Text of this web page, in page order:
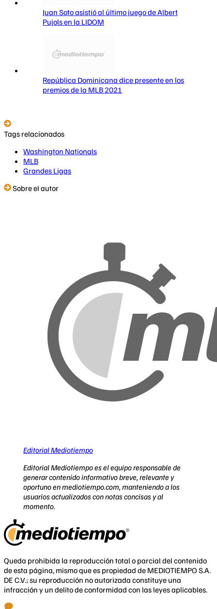
Juan Soto asistió al último juego de Albert
Pujols en la LIDOM
República Dominicana dice presente en los
premios de la MLB 2021
Tags relacionados
Washington Nationals
MLB
Grandes Ligas
Sobre el autor
Editorial Mediotiempo
Editorial Mediotiempo es el equipo responsable de
generar contenido informativo breve, relevante y
oportuno en mediotiempo.com, manteniendo a los
usuarios actualizados con notas concisas y al
momento.
Queda prohibida la reproducción total o parcial del contenido
de esta página, mismo que es propiedad de MEDIOTIEMPO S.A.
DE C.V.; su reproducción no autorizada constituye una
infracción y un delito de conformidad con las leyes aplicables.